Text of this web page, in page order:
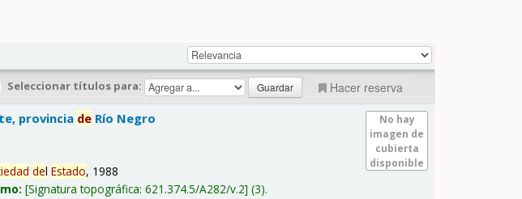
| Seleccionar títulos para: Hacer reserva
No hay
imagen de
cubierta
disponible
provincia de Río Negro
delEstado, 1988
Signatura topográfica:621.374.5/A282/v.2 (3).